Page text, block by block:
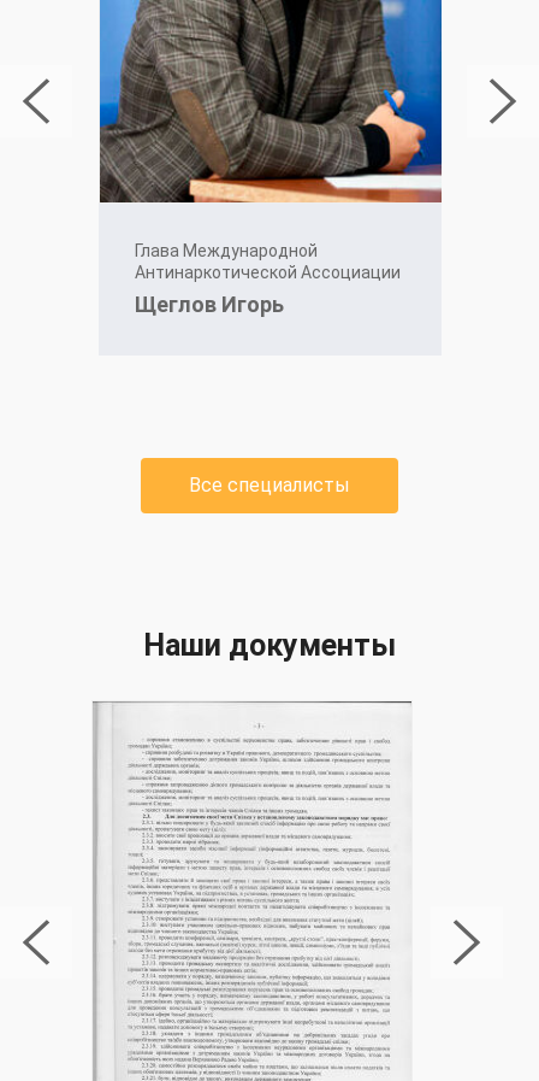
Глава Международной
Антинаркотической Ассоциации
Щеглов Игорь
Все специалисты
Наши документы